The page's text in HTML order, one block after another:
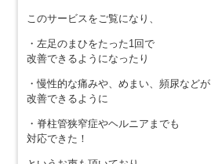
このサービスをご覧になり、
・左足のまひをたった1回で
改善できるようになったり
・慢性的な痛みや、めまい、頻尿などが
改善できるように
・脊柱管狭窄症やヘルニアまでも
対応できた！